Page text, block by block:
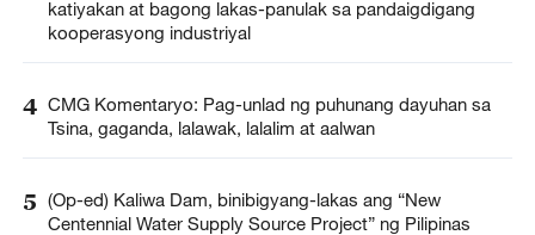
katiyakan at bagong lakas-panulak sa pandaigdigang
kooperasyong industriyal
4 CMG Komentaryo: Pag-unlad ng puhunang dayuhan sa
Tsina, gaganda, lalawak, lalalim at aalwan
5 (Op-ed) Kaliwa Dam, binibigyang-lakas ang “New
Centennial Water Supply Source Project” ng Pilipinas